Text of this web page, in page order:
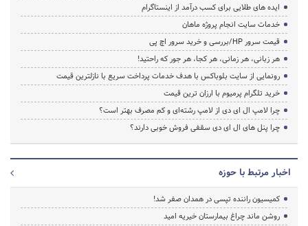
ایده های طلایی برای کسب درآمد از اینستاگرام
خدمات سایت انجام پروژه ماهان
قیمت سرور HP/بررسی و خرید سرور اچ پی
هر زبانی، هر زمانی، هر کجا، هر جور که راحتید!
رونمایی از سایت بلوباکس با هدف خدمات پرداخت سریع با نازلترین قیمت
خرید تلگرام پرمیوم با ارزان ترین قیمت
چرا لامپ ال ای دی از لامپ رشته‌ای و کم مصرف بهتر است؟
چرا پنل های ال ای دی سقفی فروش خوبی دارند؟
اخبار مرتبط با حوزه
کمیسیون راننده تپسی در همدان صفر شد!
روشن ماند چراغ بیمارستان خیریه امید